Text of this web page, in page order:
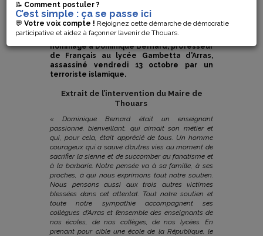
📝 Comment postuler ?
C’est simple : ça se passe ici
💬 Votre voix compte ! Rejoignez cette démarche de démocratie
participative et aidez à façonner l’avenir de Thouars.
A l’appel du Maire, Bernard Paineau, et du
Conseil Municipal, les Thouarsais ont
participé
à un temps de recueillement
lundi 16 octobre à 12h, à l’Hôtel de Ville, en
hommage à Dominique Bernard, professeur
de Français au lycée Gambetta d’Arras,
assassiné vendredi 13 octobre par un
terroriste islamique.
Extrait de l’intervention du Maire de
Thouars
« Dominique Bernard était un enseignant
passionné, bienveillant, qui aimait son métier et
qui, pour cela, était apprécié de tous. Un homme
courageux qui a sauvé d’autres vies au moment de
sacrifier la sienne et de succomber au fanatisme et
à la barbarie.Notre pensée va à sa famille, à ses
proches, à qui nous exprimons tout notre soutien.
Nous pensons aussi aux trois autres victimes
blessées dans cet attentat. Tout notre soutien et
toute notre sympathie accompagnent ses
collègues d’Arras et l’ensemble des enseignants de
nos écoles, de nos collèges, de nos lycées. En
prenant pour cible une école de la République, le